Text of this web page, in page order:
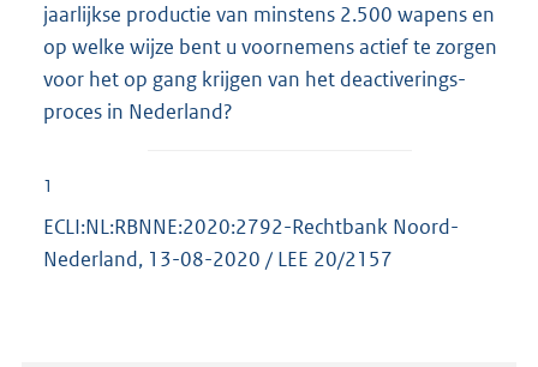
jaarlijkse productie van minstens 2.500 wapens en
op welke wijze bent u voornemens actief te zorgen
voor het op gang krijgen van het deactiverings-
proces in Nederland?
1
ECLI:NL:RBNNE:2020:2792-Rechtbank Noord-
Nederland, 13-08-2020 / LEE 20/2157